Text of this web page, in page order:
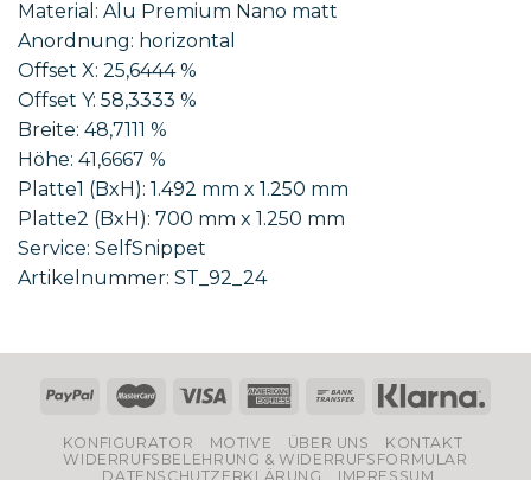
Material: Alu Premium Nano matt
Anordnung: horizontal
Offset X: 25,6444 %
Offset Y: 58,3333 %
Breite: 48,7111 %
Höhe: 41,6667 %
Platte1 (BxH): 1.492 mm x 1.250 mm
Platte2 (BxH): 700 mm x 1.250 mm
Service: SelfSnippet
Artikelnummer: ST_92_24
KONFIGURATOR MOTIVE ÜBER UNS
KONTAKT
WIDERRUFSBELEHRUNG & WIDERRUFSFORMULAR
DATENSCHUTZERKLÄRUNG
IMPRESSUM